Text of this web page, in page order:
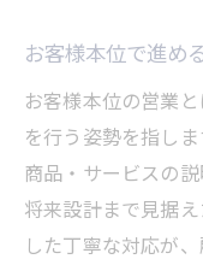
お客様本位で進め
お客様本位の営業
を行う姿勢を指し
商品・サービスの
将来設計まで見据
した丁寧な対応が